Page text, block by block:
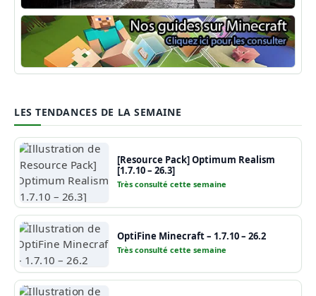
Shaders Minecraft
Guide Minecraft
LES TENDANCES DE LA SEMAINE
[Resource Pack] Optimum Realism
[1.7.10 – 26.3]
Très consulté cette semaine
OptiFine Minecraft – 1.7.10 – 26.2
Très consulté cette semaine